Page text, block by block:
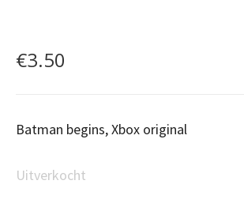
€3.50
Batman begins, Xbox original
Uitverkocht